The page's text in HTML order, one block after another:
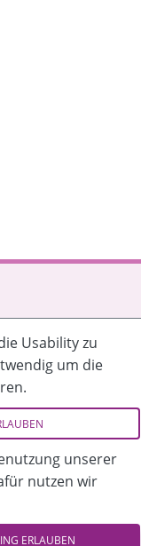
Usability zu
um die
unserer
nutzen wir
ERLAUBEN